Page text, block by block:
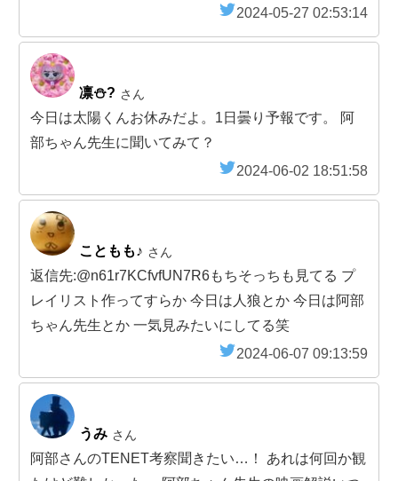
2024-05-27 02:53:14
凛⛄️? さん
今日は太陽くんお休みだよ。1日曇り予報です。 阿
部ちゃん先生に聞いてみて？
2024-06-02 18:51:58
こともも♪ さん
返信先:@n61r7KCfvfUN7R6もちそっちも見てる プ
レイリスト作ってすらか 今日は人狼とか 今日は阿部
ちゃん先生とか 一気見みたいにしてる笑
2024-06-07 09:13:59
うみ さん
阿部さんのTENET考察聞きたい…！ あれは何回か観